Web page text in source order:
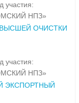
участия:
НПЗ»
ОЧИСТКИ
участия:
НПЗ»
ЭКСПОРТНЫЙ